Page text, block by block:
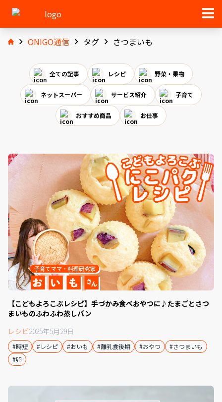
ONIGO通信 タグ さつまいも
全ての記事 レシピ 野菜・果物
ネットスーパー サービス紹介 子育て
おすすめ商品 お仕事
【こどもよろこぶレシピ】手づかみ食べおやつに♪たまごとさつ
まいものふわふわ蒸しパン
レシピ2025年5月29日
#時短 #レシピ #おいも #離乳食後期 #おやつ
#さつまいも
#卵